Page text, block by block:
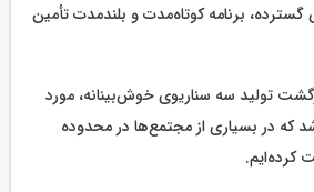
برنامه کوتاه‌مدت و بلندمدت تأمین
تولید سه سناریوی خوش‌بینانه، مورد
که در بسیاری از مجتمع‌ها در محدوده
کرده‌ایم.